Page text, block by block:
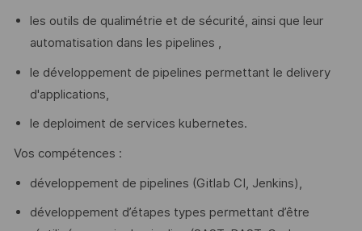
les outils de qualimétrie et de sécurité, ainsi que leur
automatisation dans les pipelines ,
le développement de pipelines permettant le delivery
d'applications,
le deploiment de services kubernetes.
Vos compétences :
développement de pipelines (Gitlab CI, Jenkins),
développement d’étapes types permettant d’être